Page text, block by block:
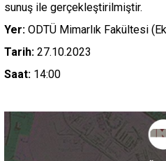
sunuş ile gerçekleştirilmiştir.
Yer: ODTÜ Mimarlık Fakültesi
Tarih: 27.10.2023
Saat: 14:00